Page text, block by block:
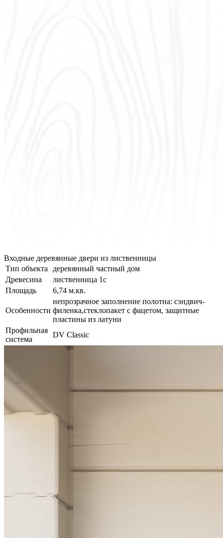
Входные деревянные двери из лиственницы
Тип объекта
деревянный частный дом
Древесина
лиственница 1с
Площадь
6,74 м.кв.
Особенности
непрозрачное заполнение полотна: сэндвич-
филенка,стеклопакет с фацетом, защитные
пластины из латуни
Профильная
система
DV Classic